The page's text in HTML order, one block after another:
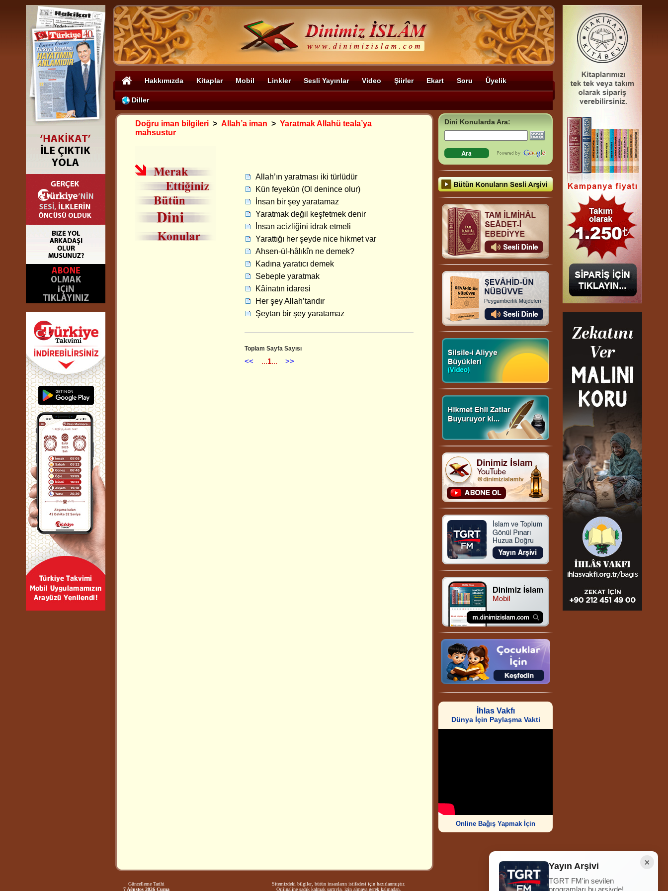
Hakkımızda Kitaplar Mobil Linkler Sesli Yayınlar Video Şiirler Ekart Soru Üyelik
Diller
Doğru iman bilgileri > Allah’a iman > Yaratmak Allahü teala’ya
mahsustur
Allah’ın yaratması iki türlüdür
Kün feyekün (Ol denince olur)
İnsan bir şey yaratamaz
Yaratmak değil keşfetmek denir
İnsan acizliğini idrak etmeli
Yarattığı her şeyde nice hikmet var
Ahsen-ül-hâlıkîn ne demek?
Kadına yaratıcı demek
Sebeple yaratmak
Kâinatın idaresi
Her şey Allah’tandır
Şeytan bir şey yaratamaz
Toplam Sayfa Sayısı
<< ...1... >>
Dini Konularda Ara:
İhlas Vakfı
Dünya İçin Paylaşma Vakti
Online Bağış Yapmak İçin
Güncelleme Tarihi
7 Ağustos 2026 Cuma
Sitemizdeki bilgiler, bütün insanların istifadesi için hazırlanmıştır.
Orijinaline sadık kalmak şartıyla, izin almaya gerek kalmadan,
Ziyaretçi Sayısı
252.008.956
×
Yayın Arşivi
TGRT FM'in sevilen
programları bu arşivde!